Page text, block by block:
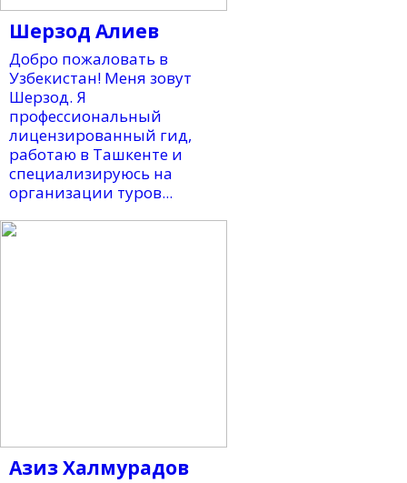
Шерзод Алиев
Добро пожаловать в
Узбекистан! Меня зовут
Шерзод. Я
профессиональный
лицензированный гид,
работаю в Ташкенте и
специализируюсь на
организации туров...
Азиз Халмурадов